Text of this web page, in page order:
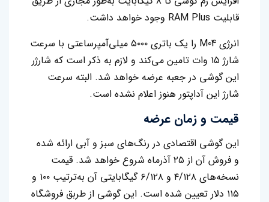
قابلیت RAM Plus وجود خواهد داشت‌.‌
انرژی M04 را یک باتری ۵۰۰۰ میلی‌آمپرساعتی با سرعت
شارژ ۱۵ وات تامین می‌کند و لازم به ذکر است که شارژر
این گوشی در جعبه عرضه خواهد شد. البته سرعت
شارژ این آداپتور هنوز اعلام نشده است.
قیمت و زمان عرضه
این گوشی اقتصادی در رنگ‌های سبز و آبی ارائه شده
و فروش آن از ۲۵ آذرماه شروع خواهد شد. قیمت
نسخه‌های ۴/۱۲۸ و ۶/۱۲۸ گیگابایتی آن به‌ترتیب ۱۰۰ و
۱۱۵ دلار تعیین شده است. این گوشی از طربق فروشگاه